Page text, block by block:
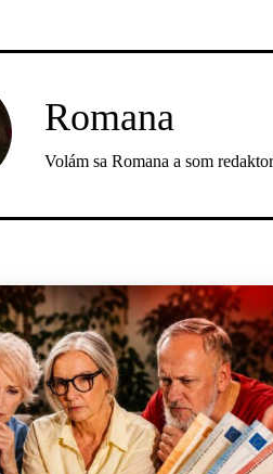
Romana
Volám sa Romana a som